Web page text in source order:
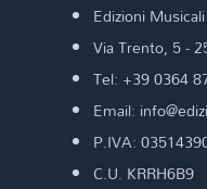
Edizioni
Via Trento, 5 -
Tel: +39 0364
Email:
P.IVA:
C.U. KRRH6B9